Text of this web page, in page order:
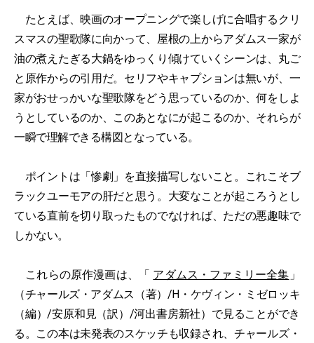
たとえば、映画のオープニングで楽しげに合唱するクリ
スマスの聖歌隊に向かって、屋根の上からアダムス一家が
油の煮えたぎる大鍋をゆっくり傾けていくシーンは、丸ご
と原作からの引用だ。セリフやキャプションは無いが、一
家がおせっかいな聖歌隊をどう思っているのか、何をしよ
うとしているのか、このあとなにが起こるのか、それらが
一瞬で理解できる構図となっている。
ポイントは「惨劇」を直接描写しないこと。これこそブ
ラックユーモアの肝だと思う。大変なことが起ころうとし
ている直前を切り取ったものでなければ、ただの悪趣味で
しかない。
これらの原作漫画は、「 アダムス・ファミリー全集 」
（チャールズ・アダムス（著）/H・ケヴィン・ミゼロッキ
（編）/安原和見（訳）/河出書房新社）で見ることができ
る。この本は未発表のスケッチも収録され、チャールズ・